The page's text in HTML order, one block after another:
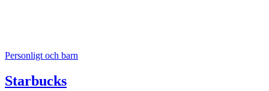
Personligt och barn
Starbucks